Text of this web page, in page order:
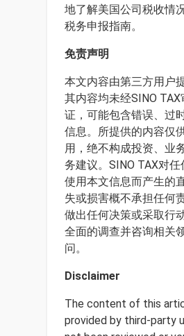
地了解美国公司税收情
税务申报指南。
免责声明
本文内容由第三方用户
其内容均未经SINO TAX
证，可能包含错误、过
信息。所提供的内容仅
用，绝不构成投资、业
务建议。SINO TAX对
使用本文信息而产生的
失或损害概不承担任何
做出任何决策或采取行
全面的调查并咨询相关
问。
Disclaimer
The content of this
provided by third-party